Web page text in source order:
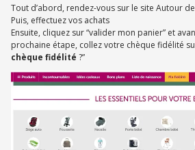
Tout d’abord, rendez-vous sur le site Autour
Puis, effectuez vos achats
Ensuite, cliquez sur “valider mon panier” et
prochaine étape, collez votre chèque fidélité
chèque fidélité ?”